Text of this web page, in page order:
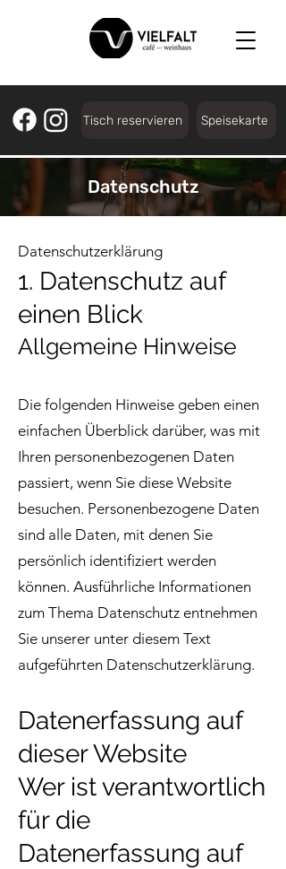
Tisch reservieren Speisekarte
Datenschutz
Datenschutz­erklärung
1. Datenschutz auf
einen Blick
Allgemeine Hinweise
Die folgenden Hinweise geben einen
einfachen Überblick darüber, was mit
Ihren personenbezogenen Daten
passiert, wenn Sie diese Website
besuchen. Personenbezogene Daten
sind alle Daten, mit denen Sie
persönlich identifiziert werden
können. Ausführliche Informationen
zum Thema Datenschutz entnehmen
Sie unserer unter diesem Text
aufgeführten Datenschutzerklärung.
Datenerfassung auf
dieser Website
Wer ist verantwortlich
für die
Datenerfassung auf